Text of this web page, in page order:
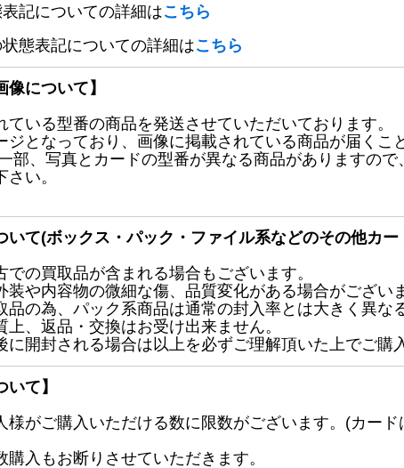
記についての詳細はこちら
態表記についての詳細はこちら
像について】
ている型番の商品を発送させていただいております。
ジとなっており、画像に掲載されている商品が届くこ
部、写真とカードの型番が異なる商品がありますので
い。
いて(ボックス・パック・ファイル系などのその他カー
での買取品が含まれる場合もございます。
装や内容物の微細な傷、品質変化がある場合がござい
品の為、パック系商品は通常の封入率とは大きく異な
上、返品・交換はお受け出来ません。
に開封される場合は以上を必ずご理解頂いた上でご購
いて】
様がご購入いただける数に限数がございます。(カード
購入もお断りさせていただきます。